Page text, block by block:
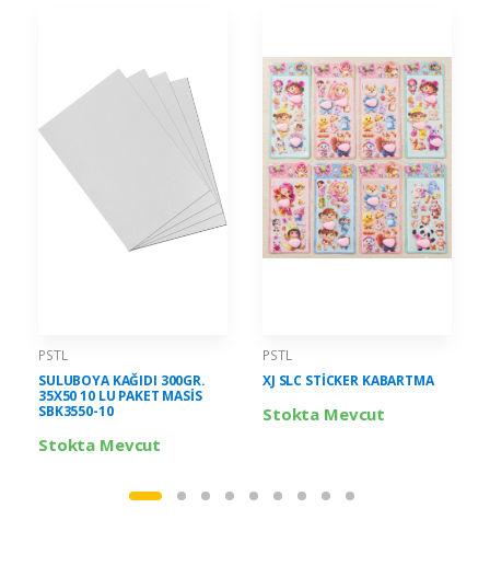
PSTL
SULUBOYA KAĞIDI 300GR.
35X50 10 LU PAKET MASİS
SBK3550-10
Stokta Mevcut
PSTL
XJ SLC STİCKER KABARTMA
Stokta Mevcut